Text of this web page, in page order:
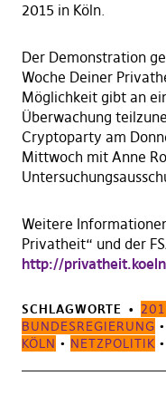
2015 in Köln.
Der Demonstration
Woche Deiner
Möglichkeit gibt an
Überwachung
Cryptoparty am
Mittwoch mit Anne
Weitere
Privatheit“ und der
http://
SCHLAGWORTE
BUNDESREGIERUNG •
KÖLN • NETZPOLITIK •